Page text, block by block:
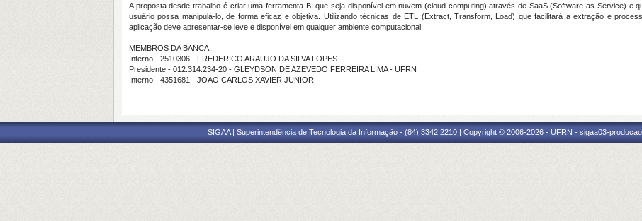
A proposta desde trabalho é criar uma ferramenta BI que seja disponível em nuvem (cloud computing) através de SaaS (Software as Service) e
usuário possa manipulá-lo, de forma eficaz e objetiva. Utilizando técnicas de ETL (Extract, Transform, Load) que facilitará a extração e
aplicação deve apresentar-se leve e disponível em qualquer ambiente computacional.
MEMBROS DA BANCA:
Interno - 2510306 - FREDERICO ARAUJO DA SILVA LOPES
Presidente - 012.314.234-20 - GLEYDSON DE AZEVEDO FERREIRA LIMA - UFRN
Interno - 4351681 - JOAO CARLOS XAVIER JUNIOR
SIGAA | Superintendência de Tecnologia da Informação - (84) 3342 2210 | Copyright © 2006-2026 - UFRN - sigaa03-